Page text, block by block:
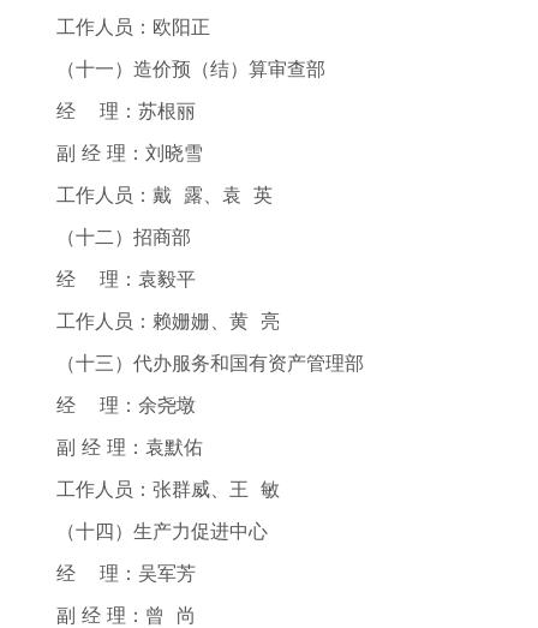
工作人员：欧阳正
（十一）造价预（结）算审查部
经 理：苏根丽
副 经 理：刘晓雪
工作人员：戴 露、袁 英
（十二）招商部
经 理：袁毅平
工作人员：赖姗姗、黄 亮
（十三）代办服务和国有资产管理部
经 理：余尧墩
副 经 理：袁默佑
工作人员：张群威、王 敏
（十四）生产力促进中心
经 理：吴军芳
副 经 理：曾 尚